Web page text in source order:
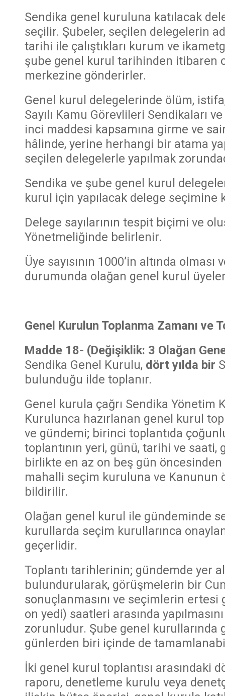
Sendika genel kuruluna katılacak
seçilir. Şubeler, seçilen delegelerin
tarihi ile çalıştıkları kurum ve
şube genel kurul tarihinden itibaren
merkezine gönderirler.
Genel kurul delegelerinde ölüm,
Sayılı Kamu Görevlileri Sendikaları
inci maddesi kapsamına girme ve
hâlinde, yerine herhangi bir atama
seçilen delegelerle yapılmak
Sendika ve şube genel kurul
kurul için yapılacak delege seçimine
Delege sayılarının tespit biçimi ve
Yönetmeliğinde belirlenir.
Üye sayısının 1000’in altında
durumunda olağan genel kurul
Genel Kurulun Toplanma Zamanı ve
Madde 18- (Değişiklik: 3 Olağan
Sendika Genel Kurulu, dört yılda bir
bulunduğu ilde toplanır.
Genel kurula çağrı Sendika Yönetim
Kurulunca hazırlanan genel kurul
ve gündemi; birinci toplantıda
toplantının yeri, günü, tarihi ve
birlikte en az on beş gün
mahalli seçim kuruluna ve Kanunun
bildirilir.
Olağan genel kurul ile gündeminde
kurullarda seçim kurullarınca
geçerlidir.
Toplantı tarihlerinin; gündemde yer
bulundurularak, görüşmelerin bir
sonuçlanmasını ve seçimlerin
on yedi) saatleri arasında
zorunludur. Şube genel kurullarında
günlerden biri içinde de
İki genel kurul toplantısı arasındaki
raporu, denetleme kurulu veya